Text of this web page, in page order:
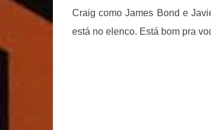
Craig como James Bond e
está no elenco. Está bom pra